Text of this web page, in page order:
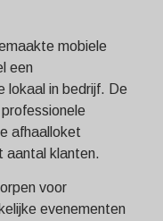
mobiele
een
lokaal in bedrijf. De
afhaalloket
aantal klanten.
voor
evenementen